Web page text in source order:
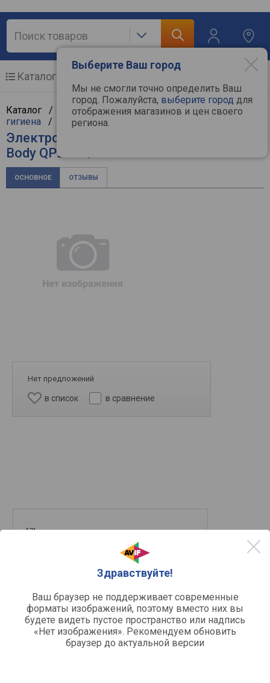
Выберите Ваш город
Мы не смогли точно определить Ваш
город. Пожалуйста, выберите город для
отображения магазинов и цен своего
региона.
Здравствуйте!
Ваш браузер не поддерживает современные
форматы изображений, поэтому вместо них вы
будете видеть пустое пространство или надпись
«Нет изображения». Рекомендуем обновить
браузер до актуальной версии
Каталог
Каталог / Мелкая бытовая техника/ Красота и
гигиена / Электробритвы
Электробритва Philips OneBlade Face +
Body QP2824/20
ОСНОВНОЕ ОТЗЫВЫ
Нет предложений
в список в сравнение
Средняя цена
12k